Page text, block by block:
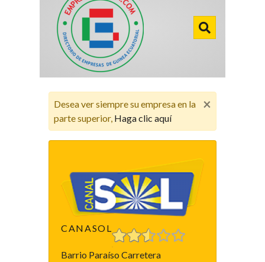
×
Desea ver siempre su empresa en la
parte superior, Haga clic aquí
CANASOL
Barrio Paraíso Carretera